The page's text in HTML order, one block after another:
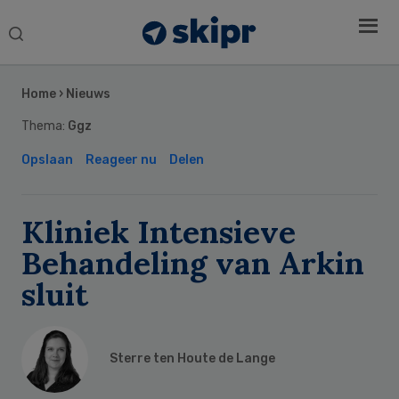
Search
Home › Nieuws
Thema: Ggz
Opslaan Reageer nu Delen
Kliniek Intensieve
Behandeling van Arkin
sluit
Sterre ten Houte de Lange
Sidebar